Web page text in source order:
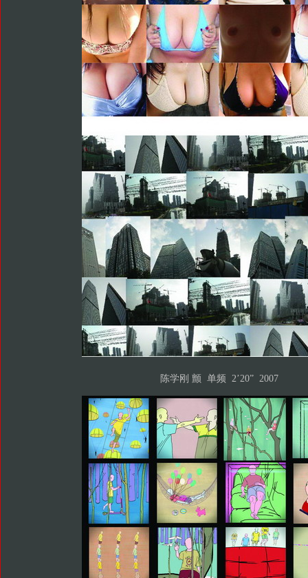
陈学刚 颤 单频 2’20” 2007